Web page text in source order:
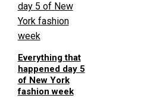
Everything that
happened day 5
of New York
fashion week